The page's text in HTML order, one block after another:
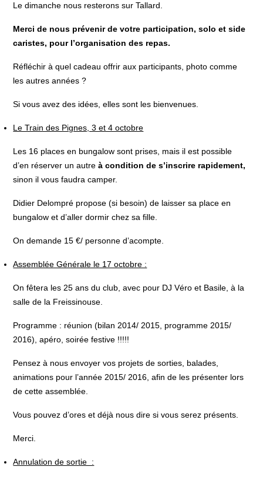
Le dimanche nous resterons sur Tallard.
Merci de nous prévenir de votre participation, solo et side
caristes, pour l’organisation des repas.
Réfléchir à quel cadeau offrir aux participants, photo comme
les autres années ?
Si vous avez des idées, elles sont les bienvenues.
Le Train des Pignes, 3 et 4 octobre
Les 16 places en bungalow sont prises, mais il est possible
d’en réserver un autre à condition de s’inscrire rapidement,
sinon il vous faudra camper.
Didier Delompré propose (si besoin) de laisser sa place en
bungalow et d’aller dormir chez sa fille.
On demande 15 €/ personne d’acompte.
Assemblée Générale le 17 octobre :
On fêtera les 25 ans du club, avec pour DJ Véro et Basile, à la
salle de la Freissinouse.
Programme : réunion (bilan 2014/ 2015, programme 2015/
2016), apéro, soirée festive !!!!!
Pensez à nous envoyer vos projets de sorties, balades,
animations pour l’année 2015/ 2016, afin de les présenter lors
de cette assemblée.
Vous pouvez d’ores et déjà nous dire si vous serez présents.
Merci.
Annulation de sortie :